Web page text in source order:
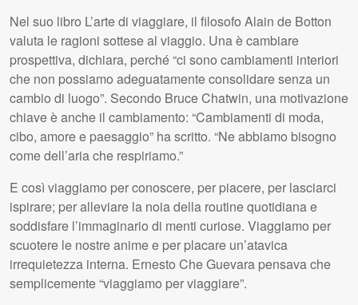
Nel suo libro L’arte di viaggiare, il filosofo Alain de Botton
valuta le ragioni sottese al viaggio. Una è cambiare
prospettiva, dichiara, perché “ci sono cambiamenti interiori
che non possiamo adeguatamente consolidare senza un
cambio di luogo”. Secondo Bruce Chatwin, una motivazione
chiave è anche il cambiamento: “Cambiamenti di moda,
cibo, amore e paesaggio” ha scritto. “Ne abbiamo bisogno
come dell’aria che respiriamo.”
E così viaggiamo per conoscere, per piacere, per lasciarci
ispirare; per alleviare la noia della routine quotidiana e
soddisfare l’immaginario di menti curiose. Viaggiamo per
scuotere le nostre anime e per placare un’atavica
irrequietezza interna. Ernesto Che Guevara pensava che
semplicemente “viaggiamo per viaggiare”.